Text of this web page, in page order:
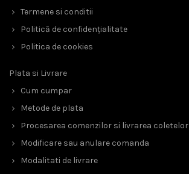
Termene si conditii
Politică de confidențialitate
Politica de cookies
Plata si Livrare
Cum cumpar
Metode de plata
Procesarea comenzilor si livrarea coletelor
Modificare sau anulare comanda
Modalitati de livrare